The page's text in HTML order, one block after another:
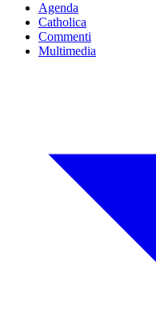
Agenda
Catholica
Commenti
Multimedia